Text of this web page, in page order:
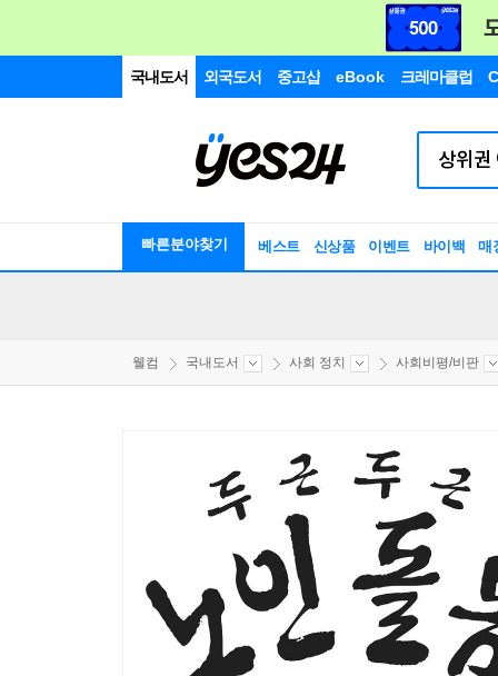
국내도서 외국도서 중고샵 eBook 크레마클럽
빠른분야찾기 베스트 신상품 이벤트 바이백 매
웰컴 국내도서 사회 정치 사회비평/비판